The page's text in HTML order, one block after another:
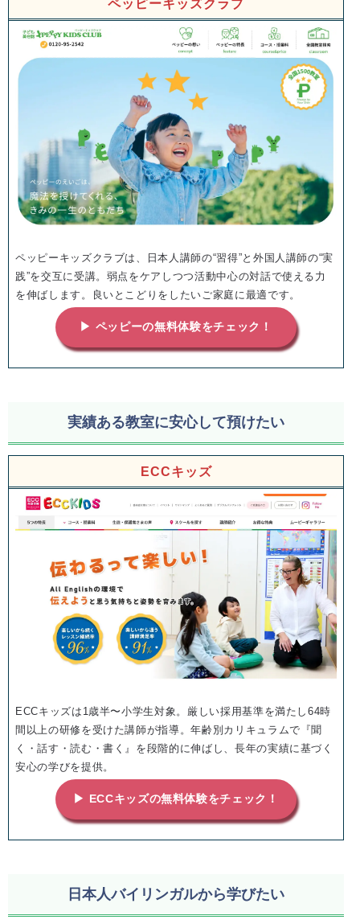
ペッピーキッズクラブ
ペッピーキッズクラブは、日本人講師の“習得”と外国人講師の“実
践”を交互に受講。弱点をケアしつつ活動中心の対話で使える力
を伸ばします。良いとこどりをしたいご家庭に最適です。
▶ ペッピーの無料体験をチェック！
実績ある教室に安心して預けたい
ECCキッズ
ECCキッズは1歳半〜小学生対象。厳しい採用基準を満たし64時
間以上の研修を受けた講師が指導。年齢別カリキュラムで『聞
く・話す・読む・書く』を段階的に伸ばし、長年の実績に基づく
安心の学びを提供。
▶ ECCキッズの無料体験をチェック！
日本人バイリンガルから学びたい